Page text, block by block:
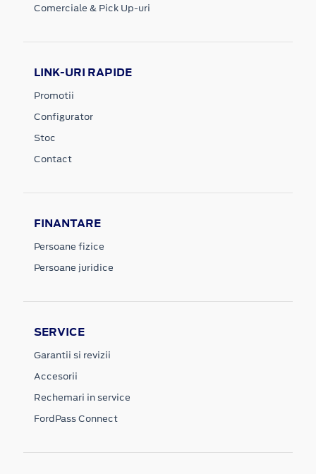
Comerciale & Pick Up-uri
LINK-URI RAPIDE
Promotii
Configurator
Stoc
Contact
FINANTARE
Persoane fizice
Persoane juridice
SERVICE
Garantii si revizii
Accesorii
Rechemari in service
FordPass Connect